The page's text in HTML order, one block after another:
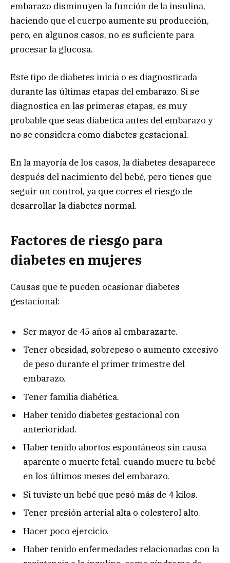
embarazo disminuyen la función de la insulina,
haciendo que el cuerpo aumente su producción,
pero, en algunos casos, no es suficiente para
procesar la glucosa.
Este tipo de diabetes inicia o es diagnosticada
durante las últimas etapas del embarazo. Si se
diagnostica en las primeras etapas, es muy
probable que seas diabética antes del embarazo y
no se considera como diabetes gestacional.
En la mayoría de los casos, la diabetes desaparece
después del nacimiento del bebé, pero tienes que
seguir un control, ya que corres el riesgo de
desarrollar la diabetes normal.
Factores de riesgo para
diabetes en mujeres
Causas que te pueden ocasionar diabetes
gestacional:
Ser mayor de 45 años al embarazarte.
Tener obesidad, sobrepeso o aumento excesivo
de peso durante el primer trimestre del
embarazo.
Tener familia diabética.
Haber tenido diabetes gestacional con
anterioridad.
Haber tenido abortos espontáneos sin causa
aparente o muerte fetal, cuando muere tu bebé
en los últimos meses del embarazo.
Si tuviste un bebé que pesó más de 4 kilos.
Tener presión arterial alta o colesterol alto.
Hacer poco ejercicio.
Haber tenido enfermedades relacionadas con la